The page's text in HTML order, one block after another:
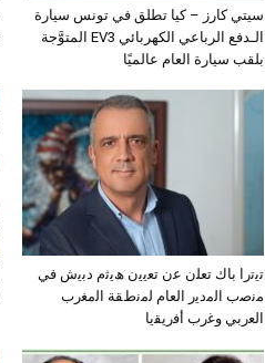
سيتي كارز – كيا تطلق في تونس سيارة
الـدفع الرباعي الكهربائي EV3 المتوَّجة
بلقب سيارة العام عالميًا
ﺗﯾﺗرا ﺑﺎك ﺗﻌﻠن ﻋن ﺗﻌﯾﯾن ھﯾﺛم دﺑﯾش ﻓﻲ
ﻣﻧﺻب اﻟﻣدﯾر اﻟﻌﺎم ﻟﻣﻧطﻘﺔ اﻟﻣﻐرب
اﻟﻌرﺑﻲ وﻏرب أﻓرﯾﻘﯾﺎ